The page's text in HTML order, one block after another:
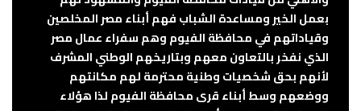
بعمل الخير ومساعدة الشباب فهم أبناء مصر المخلصين
وقياداتهم في محافظة الفيوم وهم سفراء عمال مصر
الذي نفخر بالتعاون معهم وبتاريخهم الوطني المشرف
لأنهم بحق شخصيات وطنية محترمة لهم مكانتهم
ووضعهم وسط أبناء قرى محافظة الفيوم لذا هؤلاء